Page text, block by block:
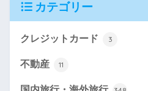
カテゴリー
クレジットカード 3
不動産 11